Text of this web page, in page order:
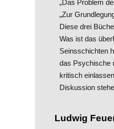
„Das Problem
„Zur
Diese drei
Was ist das
Seinsschichten
das Psychische
kritisch
Diskussion
Ludwig